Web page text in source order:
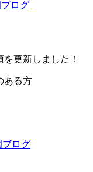
ログ
更新しました！
ある方
ブログ